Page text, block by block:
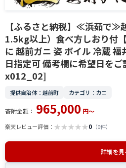
【ふるさと納税】≪浜茹で≫
1.5kg以上）食べ方しおり付
に 越前ガニ 姿 ボイル 冷蔵
日指定可 備考欄に希望日を
x012_02]
提供自治体：越前町 カテゴリ：カニ
寄附金額： 965,000 円～
楽天レビュー評価： ★★★★★0 （0件）
詳細を見